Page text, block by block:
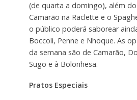
(de quarta a domingo), além
Camarão na Raclette e o
o público poderá saborear
Boccoli, Penne e Nhoque. As
da semana são de Camarão,
Sugo e à Bolonhesa.
Pratos Especiais